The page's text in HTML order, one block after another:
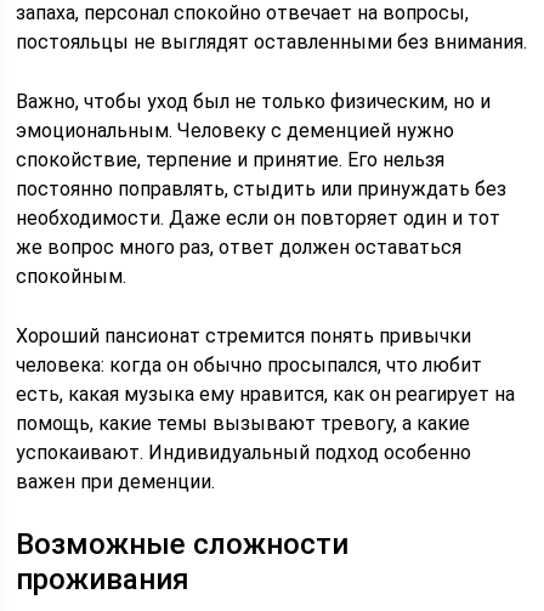
запаха, персонал спокойно отвечает на вопросы,
постояльцы не выглядят оставленными без внимания.
Важно, чтобы уход был не только физическим, но и
эмоциональным. Человеку с деменцией нужно
спокойствие, терпение и принятие. Его нельзя
постоянно поправлять, стыдить или принуждать без
необходимости. Даже если он повторяет один и тот
же вопрос много раз, ответ должен оставаться
спокойным.
Хороший пансионат стремится понять привычки
человека: когда он обычно просыпался, что любит
есть, какая музыка ему нравится, как он реагирует на
помощь, какие темы вызывают тревогу, а какие
успокаивают. Индивидуальный подход особенно
важен при деменции.
Возможные сложности
проживания